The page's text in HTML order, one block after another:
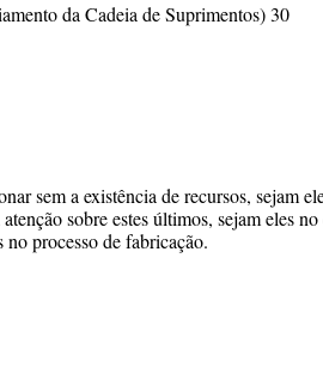
da Cadeia de Suprimentos) 30
sem a existência de recursos, sejam
sobre estes últimos, sejam eles
processo de fabricação.